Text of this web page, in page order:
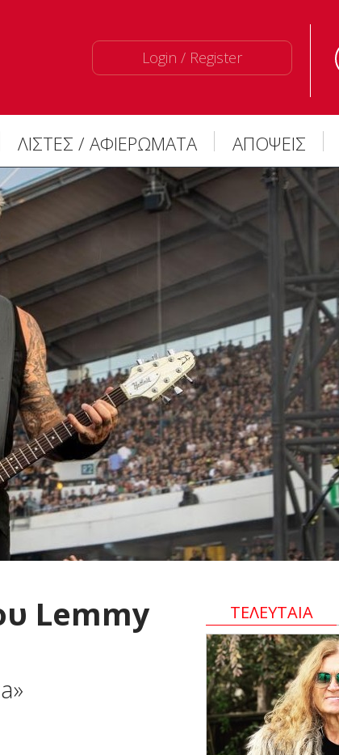
Login / Register
ΛΙΣΤΕΣ / ΑΦΙΕΡΩΜΑΤΑ ΑΠΟΨΕΙΣ
Lemmy
ΤΕΛΕΥΤΑΙΑ